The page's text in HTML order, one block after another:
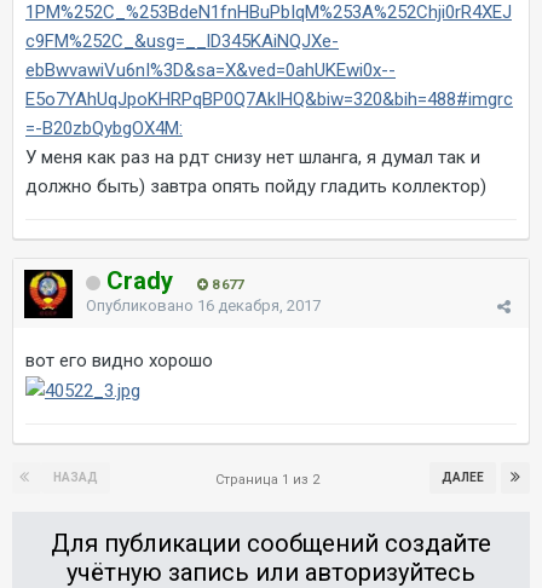
1PM%252C_%253BdeN1fnHBuPbIqM%253A%252Chji0rR4XEJ
c9FM%252C_&usg=__lD345KAiNQJXe-
ebBwvawiVu6nI%3D&sa=X&ved=0ahUKEwi0x--
E5o7YAhUqJpoKHRPqBP0Q7AkIHQ&biw=320&bih=488#imgrc
=-B20zbQybgOX4M:
У меня как раз на рдт снизу нет шланга, я думал так и
должно быть) завтра опять пойду гладить коллектор)
Crady 8 677
Опубликовано 16 декабря, 2017
вот его видно хорошо
НАЗАД ДАЛЕЕ
Страница 1 из 2
Для публикации сообщений создайте
учётную запись или авторизуйтесь